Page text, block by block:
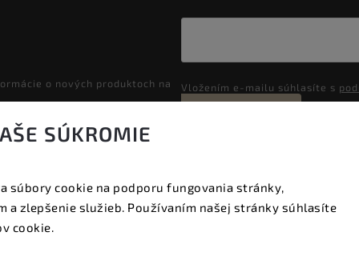
SÚKROMIE
súbory cookie na podporu fungovania stránky,
a zlepšenie služieb. Používaním našej stránky súhlasíte
cookie.
o nových produktoch na
Vložením e-mailu súhlasíte s
Copyright 2026 Vyzeraj dobre. Všetky práva vyhradené.
Upraviť nastavenie cookies